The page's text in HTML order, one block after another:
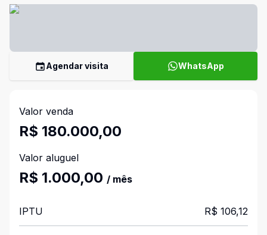
Agendar visita WhatsApp
Valor venda
R$ 180.000,00
Valor aluguel
R$ 1.000,00 / mês
IPTU R$ 106,12